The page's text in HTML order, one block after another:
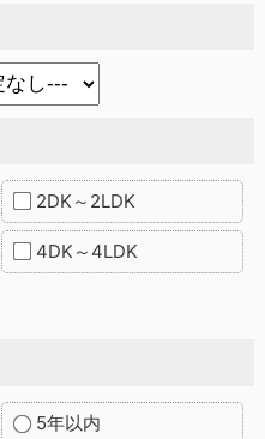
2DK～2LDK
4DK～4LDK
5年以内